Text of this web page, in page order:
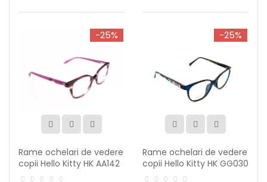
-25%
Rame ochelari de vedere
copii Hello Kitty HK AA142
C68
-25%
Rame ochelari de vedere
copii Hello Kitty HK GG030
C07